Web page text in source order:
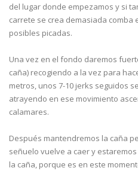
del lugar donde empezamos y si
carrete se crea demasiada comba
posibles picadas.
Una vez en el fondo daremos
caña) recogiendo a la vez para
metros, unos 7-10 jerks seguidos
atrayendo en ese movimiento
calamares.
Después mantendremos la caña
señuelo vuelve a caer y
la caña, porque es en este